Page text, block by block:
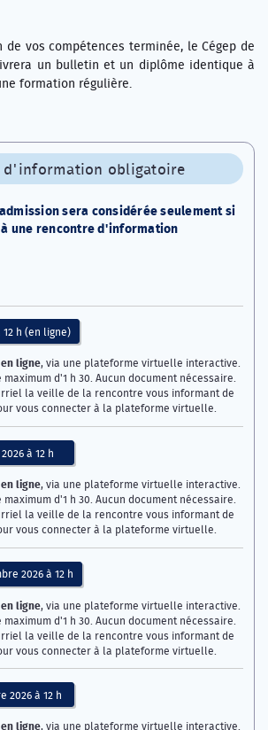
vos compétences terminée, le Cégep de
un bulletin et un diplôme identique à
formation régulière.
d'information obligatoire
sera considérée seulement si
une rencontre d'information
12 h (en ligne)
en ligne, via une plateforme virtuelle interactive.
d'1 h 30. Aucun document nécessaire.
la veille de la rencontre vous informant de
vous connecter à la plateforme virtuelle.
à 12 h
en ligne, via une plateforme virtuelle interactive.
d'1 h 30. Aucun document nécessaire.
la veille de la rencontre vous informant de
vous connecter à la plateforme virtuelle.
2026 à 12 h
en ligne, via une plateforme virtuelle interactive.
d'1 h 30. Aucun document nécessaire.
la veille de la rencontre vous informant de
vous connecter à la plateforme virtuelle.
2026 à 12 h
en ligne, via une plateforme virtuelle interactive.